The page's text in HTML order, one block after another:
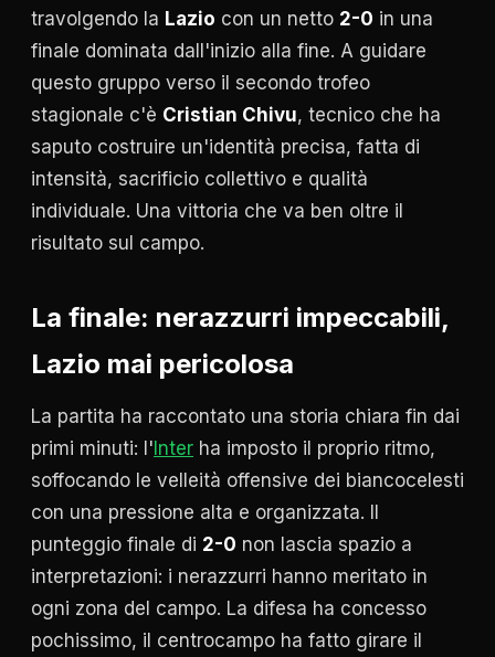
travolgendo la Lazio con un netto 2-0 in una
finale dominata dall'inizio alla fine. A guidare
questo gruppo verso il secondo trofeo
stagionale c'è Cristian Chivu, tecnico che ha
saputo costruire un'identità precisa, fatta di
intensità, sacrificio collettivo e qualità
individuale. Una vittoria che va ben oltre il
risultato sul campo.
La finale: nerazzurri impeccabili,
Lazio mai pericolosa
La partita ha raccontato una storia chiara fin dai
primi minuti: l' Inter ha imposto il proprio ritmo,
soffocando le velleità offensive dei biancocelesti
con una pressione alta e organizzata. Il
punteggio finale di 2-0 non lascia spazio a
interpretazioni: i nerazzurri hanno meritato in
ogni zona del campo. La difesa ha concesso
pochissimo, il centrocampo ha fatto girare il